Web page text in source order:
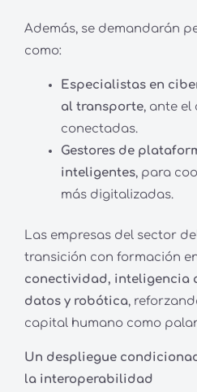
Además, se demandarán
como:
Especialistas en
al transporte, ante el
conectadas.
Gestores de
inteligentes, para
más digitalizadas.
Las empresas del sector
transición con formación
conectividad, inteligencia
datos y robótica,
capital humano como
Un despliegue
la interoperabilidad